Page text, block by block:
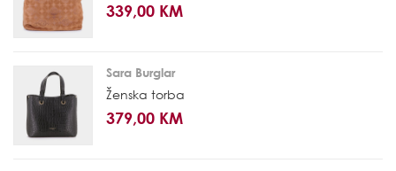
339,00 KM
Sara Burglar
Ženska torba
379,00 KM